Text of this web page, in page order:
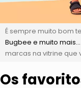
É sempre muito bom
Bugbee e muito mais...
marcas na vitrine que
Os